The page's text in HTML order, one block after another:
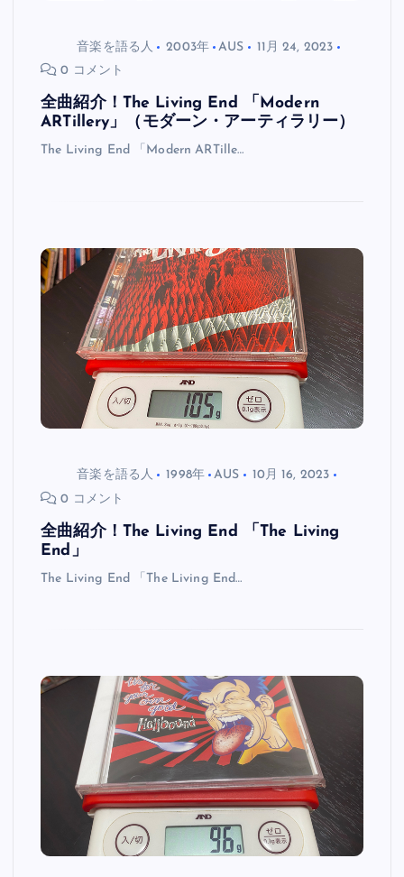
音楽を語る人 2003年 AUS
11月 24, 2023
0 コメント
全曲紹介！The Living End 「Modern
ARTillery」（モダーン・アーティラリー）
The Living End 「Modern ARTille…
音楽を語る人 1998年 AUS
10月 16, 2023
0 コメント
全曲紹介！The Living End 「The Living
End」
The Living End 「The Living End…